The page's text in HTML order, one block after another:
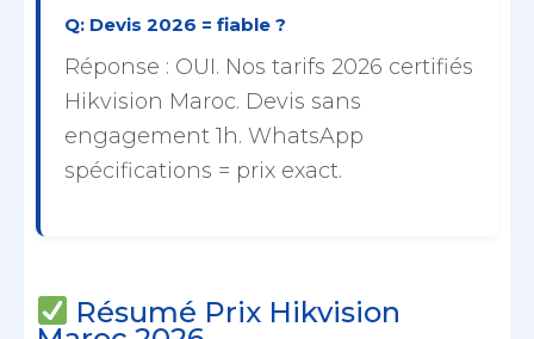
Q: Devis 2026 = fiable ?
Réponse : OUI. Nos tarifs 2026 certifiés
Hikvision Maroc. Devis sans
engagement 1h. WhatsApp
spécifications = prix exact.
Résumé Prix Hikvision